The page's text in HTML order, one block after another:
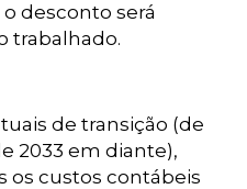
desconto será
trabalhado.
de transição (de
2033 em diante),
os custos contábeis